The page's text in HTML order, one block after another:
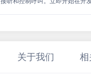
关于我们 相